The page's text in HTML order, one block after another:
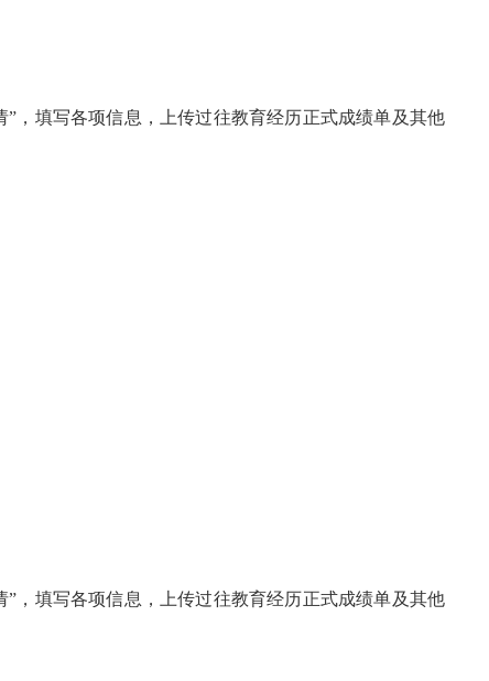
”，填写各项信息 ， 上传过往教育经历正式成绩单及其他
”，填写各项信息 ， 上传过往教育经历正式成绩单及其他